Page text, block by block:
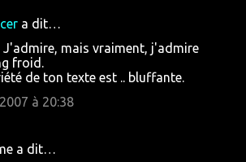
a dit…
J'admire, mais vraiment, j'admire
froid.
de ton texte est .. bluffante.
à 20:38
a dit…